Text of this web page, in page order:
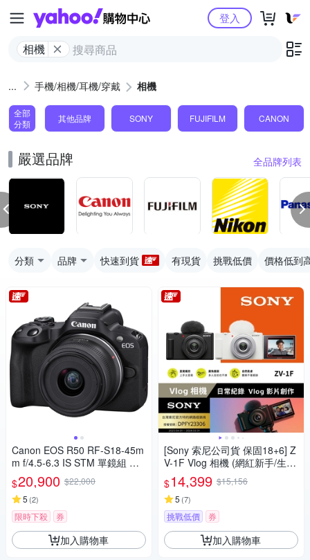
Yahoo購物中心
相機
登入
手機/相機/耳機/穿戴 相機
全部
分類
其他品牌 SONY FUJIFILM CANON
嚴選品牌 全品牌列表
分類 品牌 快速到貨 有現貨 挑戰低價 價格低到
Canon EOS R50 RF-S18-45m
m f/4.5-6.3 IS STM 單鏡組 公
司貨
$20,900 $22,000
5 (2)
限時下殺 券
加入購物車
[Sony 索尼公司貨 保固18+6] Z
V-1F Vlog 相機 (網紅新手/生活
隨拍)
$14,399 $15,156
5 (7)
挑戰低價 券
加入購物車